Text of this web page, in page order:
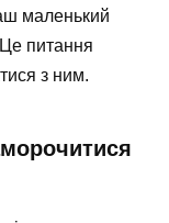
маленький
питання
з ним.